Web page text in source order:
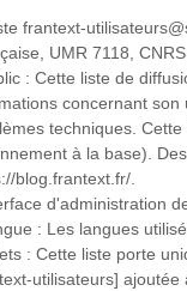
frantext-
UMR 7118,
: Cette liste de
concernant
techniques.
à la base).
blog.frantext.fr/.
d'administration
: Les langues
: Cette liste porte
utilisateurs]